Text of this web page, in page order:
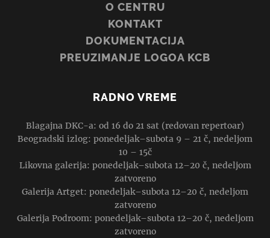
O CENTRU
KONTAKT
DOKUMENTACIJA
PREUZIMANJE LOGOA KCB
RADNO VREME
Blagajna DKC-a: od 16 do 21 sat (redovan repertoar)
Beogradski izlog: ponedeljak–subota 9 – 21 č, nedeljom
10 – 15č
Likovna galerija: ponedeljak–subota 12–20 č, nedeljom
zatvoreno
Galerija Artget: ponedeljak–subota 12–20 č, nedeljom
zatvoreno
Galerija Podroom: ponedeljak–subota 12–20 č, nedeljom
zatvoreno